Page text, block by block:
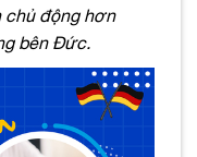
chủ động hơn
bên Đức.